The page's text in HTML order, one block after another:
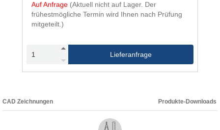
Auf Anfrage (Aktuell nicht auf Lager. Der
frühestmögliche Termin wird Ihnen nach Prüfung
mitgeteilt.)
Lieferanfrage
CAD Zeichnungen Produkte-Downloads